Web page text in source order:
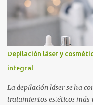
Depilación láser y
integral
La depilación láser se ha
tratamientos estéticos más